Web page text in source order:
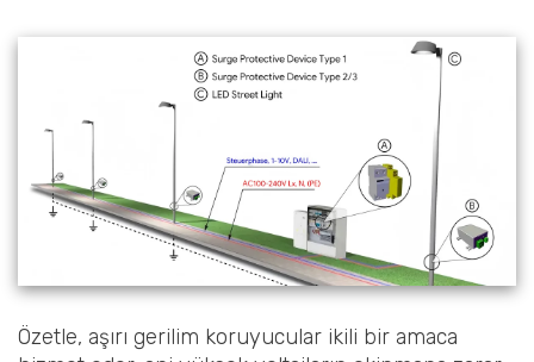
Özetle, aşırı gerilim koruyucular ikili bir amaca